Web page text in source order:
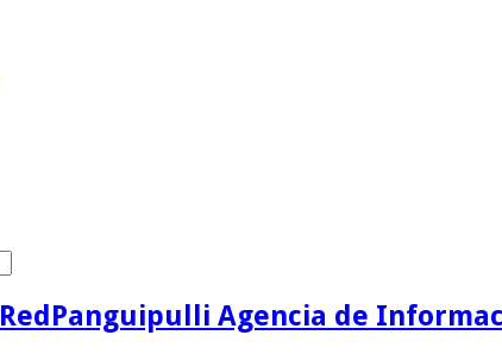
RedPanguipulli Agencia de